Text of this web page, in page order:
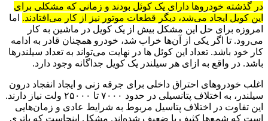
در گذشته خودروها دارای یک کوئل بودند و زمانی که مشکلی برای
این کویل ایجاد می‌شد، دیگر قطعات موتور نیز از کار می‌افتادند. اما
امروزه برای حل این مشکل بیش از یک کویل در ماشین به کار
می‌رود. تا اگر یکی از آن‌ها خراب شد، خودرو همچنان قادر به ادامه
کار خود باشد. تعداد این کوئل ها در نهایت می‌تواند به تعداد سیلندرها
باشد. در واقع به ازای هر سیلندر یک کویل جداگانه وجود دارد.
اغلب خودروهای احتراق داخلی برای جرقه زنی و ایجاد انفجاد درون
سیلندر، به اختلاف پتانسیلی در حدود ۷۰۰۰ تا ۲۵۰۰۰ ولت نیاز دارند.
این تفاوت در اختلاف پتاسیل مربوط به شرایط عادی و زمان‌هایی
است که شمع‌ها کثیف یا ضعیف شده‌اند. مشکل اینجاست که باتری